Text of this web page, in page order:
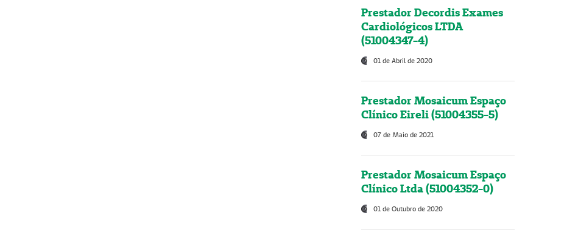
Prestador Decordis Exames
Cardiológicos LTDA
(51004347-4)
01 de Abril de 2020
Prestador Mosaicum Espaço
Clínico Eireli (51004355-5)
07 de Maio de 2021
Prestador Mosaicum Espaço
Clínico Ltda (51004352-0)
01 de Outubro de 2020